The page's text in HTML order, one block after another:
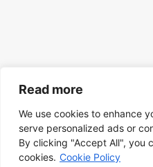
Read more
We use cookies to enhance
serve personalized ads or
By clicking "Accept All", you
cookies. Cookie Policy